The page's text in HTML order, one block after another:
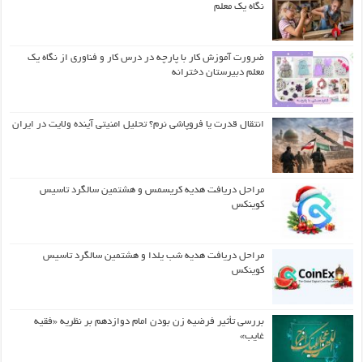
نگاه یک معلم
ضرورت آموزش کار با پارچه در درس کار و فناوری از نگاه یک
معلم دبیرستان دخترانه
انتقال قدرت یا فروپاشی نرم؟ تحلیل امنیتی آینده ولایت در ایران
مراحل دریافت هدیه کریسمس و هشتمین سالگرد تاسیس
کوینکس
مراحل دریافت هدیه شب یلدا و هشتمین سالگرد تاسیس
کوینکس
بررسی تأثیر فرضیه زن بودن امام دوازدهم بر نظریه «فقیه
غایب»